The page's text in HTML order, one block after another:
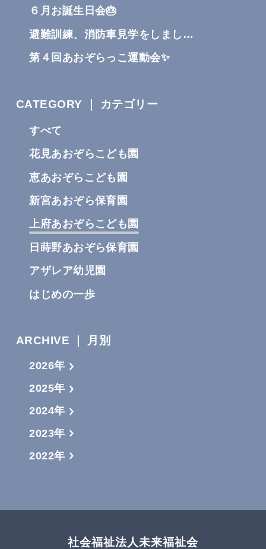
６月お誕生日会🎂
避難訓練、消防車見学をしまし…
第４回あおぞらっこ運動会✨
CATEGORY ｜ カテゴリー
すべて
花見あおぞらこども園
恵あおぞらこども園
新宮あおぞら保育園
上府あおぞらこども園
日蒔野あおぞら保育園
アザレア幼児園
はじめの一歩
ARCHIVE ｜ 月別
2026年
2025年
2024年
2023年
2022年
社会福祉法人未来福祉会